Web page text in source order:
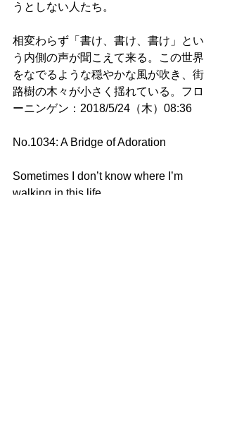
うとしない人たち。
相変わらず「書け、書け、書け」とい
う内側の声が聞こえて来る。この世界
をなでるような穏やかな風が吹き、街
路樹の木々が小さく揺れている。フロ
ーニンゲン：2018/5/24（木）08:36
No.1034: A Bridge of Adoration
Sometimes I don’t know where I’m
walking in this life.